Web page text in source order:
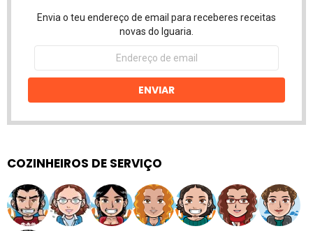
Envia o teu endereço de email para receberes receitas
novas do Iguaria.
Endereço
email
ENVIAR
COZINHEIROS DE SERVIÇO